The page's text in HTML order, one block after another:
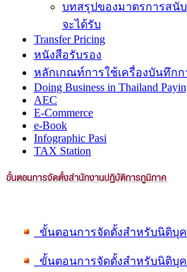
บทสรุปของมาตรการสนั
จะได้รับ
Transfer Pricing
หนังสือรับรอง
หลักเกณท์การใช้เครื่องบันทึกก
Doing Business in Thailand
AEC
E-Commerce
e-Book
Infographic Pasi
TAX Station
ขั้นตอนการจัดตั้งสำหรับนิติบุ
ขั้นตอนการจัดตั้งสำหรับนิติบุ